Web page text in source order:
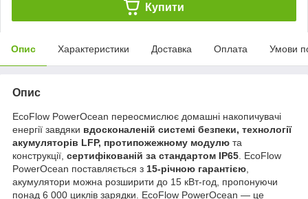
Купити
Опис Характеристики Доставка Оплата Умови
Опис
EcoFlow PowerOcean переосмислює домашні накопичувачі
енергії завдяки вдосконаленій системі безпеки, технології
акумуляторів LFP, протипожежному модулю та
конструкції, сертифікованій за стандартом IP65 . EcoFlow
PowerOcean поставляється з 15-річною гарантією
акумулятори можна розширити до 15 кВт-год, пропонуючи
понад 6 000 циклів зарядки. EcoFlow PowerOcean — це